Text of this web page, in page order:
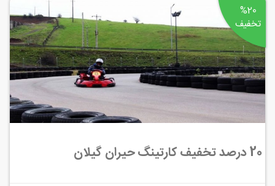
%20
تخفیف
20 درصد تخفیف کارتینگ حیران گیلان